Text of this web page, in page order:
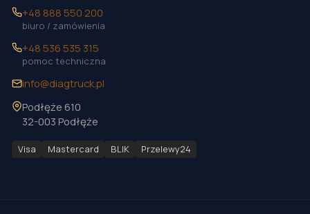
+48 888 550 200
biuro / zamówienia
+48 536 535 315
pomoc techniczna
info@diagtruck.pl
Podłęże 610
32-003 Podłęże
Visa Mastercard BLIK Przelewy24